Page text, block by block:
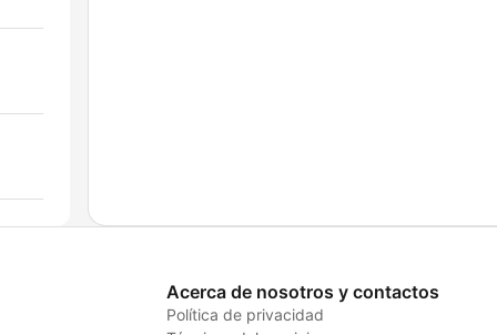
Acerca de nosotros y contactos
Política de privacidad